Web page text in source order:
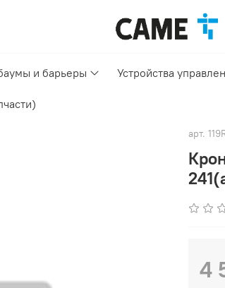
и барьеры Устройства
арт.
4